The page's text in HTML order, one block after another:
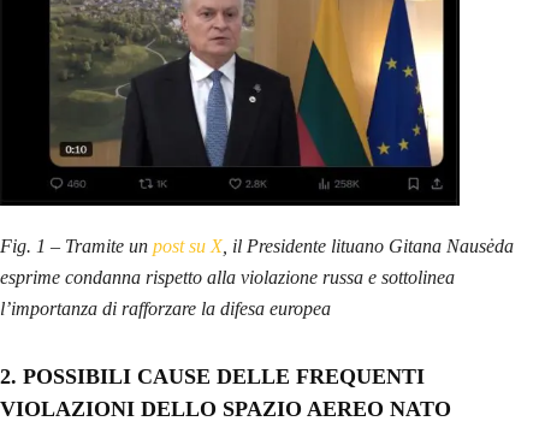
Fig. 1 – Tramite un post su X, il Presidente lituano Gitana Nausėda
esprime condanna rispetto alla violazione russa e sottolinea
l’importanza di rafforzare la difesa europea
2. POSSIBILI CAUSE DELLE FREQUENTI
VIOLAZIONI DELLO SPAZIO AEREO NATO